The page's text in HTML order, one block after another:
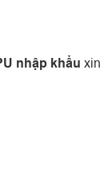
nhập khẩu xin